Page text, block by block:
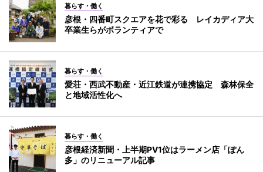
暮らす・働く
彦根・四番町スクエアを花で彩る レイカディア大
卒業生らがボランティアで
暮らす・働く
愛荘・西武不動産・近江鉄道が連携協定 森林保全
と地域活性化へ
暮らす・働く
彦根経済新聞・上半期PV1位はラーメン店「ぽん
多」のリニューアル記事